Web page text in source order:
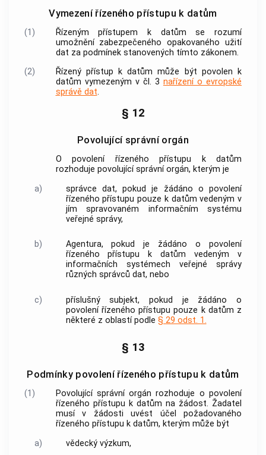
Vymezení řízeného přístupu k datům
(1)
Řízeným přístupem k datům se rozumí
umožnění zabezpečeného opakovaného užití
dat za podmínek stanovených tímto zákonem.
(2)
Řízený přístup k datům může být povolen k
datům vymezeným v čl. 3 nařízení o evropské
správě dat.
§ 12
Povolující správní orgán
O povolení řízeného přístupu k datům
rozhoduje povolující správní orgán, kterým je
a)
správce dat, pokud je žádáno o povolení
řízeného přístupu pouze k datům vedeným v
jím spravovaném informačním systému
veřejné správy,
b)
Agentura, pokud je žádáno o povolení
řízeného přístupu k datům vedeným v
informačních systémech veřejné správy
různých správců dat, nebo
c)
příslušný subjekt, pokud je žádáno o
povolení řízeného přístupu pouze k datům z
některé z oblastí podle § 29 odst. 1.
§ 13
Podmínky povolení řízeného přístupu k datům
(1)
Povolující správní orgán rozhoduje o povolení
řízeného přístupu k datům na žádost. Žadatel
musí v žádosti uvést účel požadovaného
řízeného přístupu k datům, kterým může být
a)
vědecký výzkum,